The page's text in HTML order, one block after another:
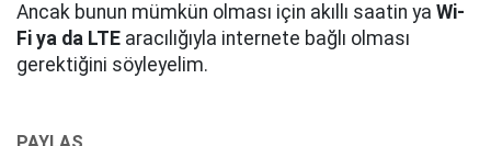
Ancak bunun mümkün olması için akıllı saatin ya Wi-
Fi ya da LTE aracılığıyla internete bağlı olması
gerektiğini söyleyelim.